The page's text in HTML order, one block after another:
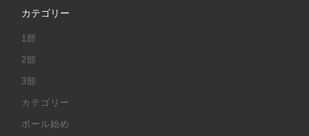
カテゴリー
1部
2部
3部
カテゴリー
ボール始め